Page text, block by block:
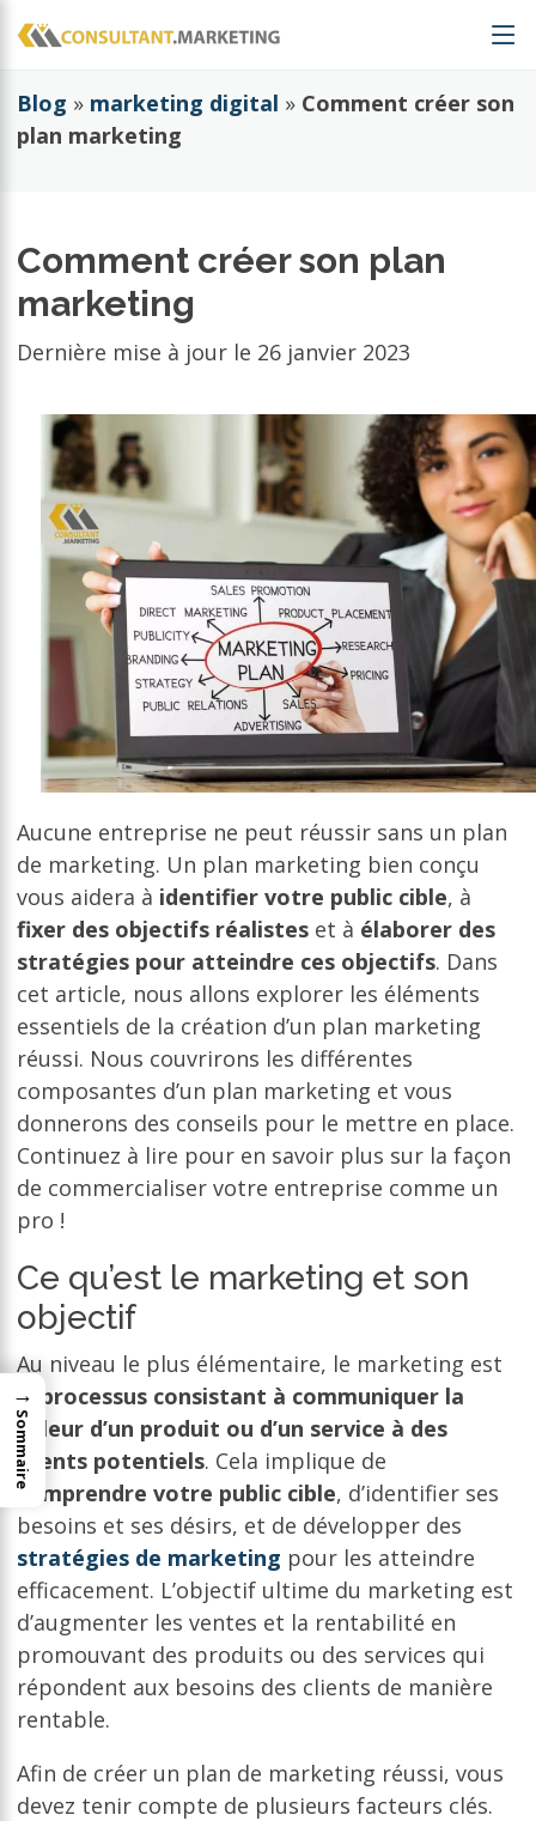
Blog » marketing digital » Comment créer son
plan marketing
Comment créer son plan
marketing
Dernière mise à jour le 26 janvier 2023
Aucune entreprise ne peut réussir sans un plan
de marketing. Un plan marketing bien conçu
vous aidera à identifier votre public cible, à
fixer des objectifs réalisteset à élaborer des
stratégies pour atteindre ces objectifs. Dans
cet article, nous allons explorer les éléments
essentiels de la création d’un plan marketing
réussi. Nous couvrirons les différentes
composantes d’un plan marketing et vous
donnerons des conseils pour le mettre en place.
Continuez à lire pour en savoir plus sur la façon
de commercialiser votre entreprise comme un
pro !
Ce qu’est le marketing et son
objectif
Au niveau le plus élémentaire, le marketing est
le processus consistant à communiquer la
valeur d’un produit ou d’un service à des
clients potentiels. Cela implique de
comprendre votre public cible, d’identifier ses
besoins et ses désirs, et de développer des
stratégies de marketing pour les atteindre
efficacement. L’objectif ultime du marketing est
d’augmenter les ventes et la rentabilité en
promouvant des produits ou des services qui
répondent aux besoins des clients de manière
rentable.
Afin de créer un plan de marketing réussi, vous
devez tenir compte de plusieurs facteurs clés.
→
Sommaire